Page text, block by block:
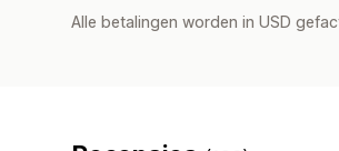
Alle betalingen worden in USD